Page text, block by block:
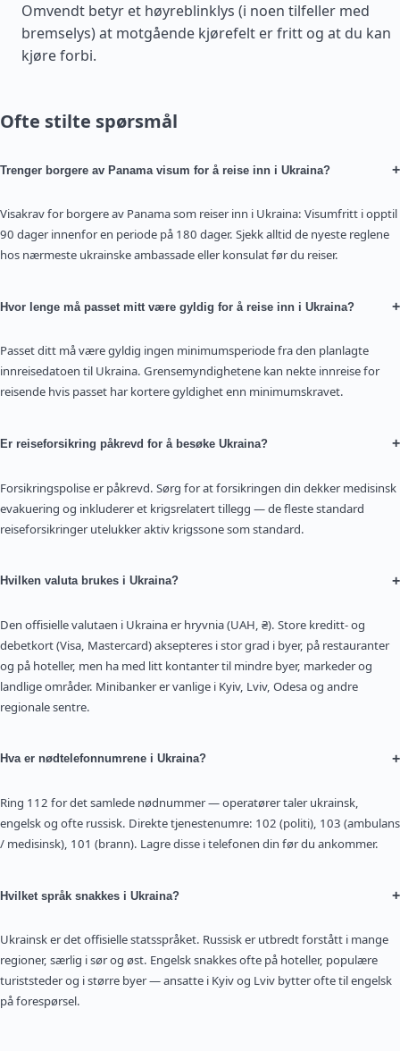
Omvendt betyr et høyreblinklys (i noen tilfeller med
bremselys) at motgående kjørefelt er fritt og at du kan
kjøre forbi.
Ofte stilte spørsmål
Trenger borgere av Panama visum for å reise inn i Ukraina? +
Visakrav for borgere av Panama som reiser inn i Ukraina: Visumfritt i opptil
90 dager innenfor en periode på 180 dager. Sjekk alltid de nyeste reglene
hos nærmeste ukrainske ambassade eller konsulat før du reiser.
Hvor lenge må passet mitt være gyldig for å reise inn i Ukraina? +
Passet ditt må være gyldig ingen minimumsperiode fra den planlagte
innreisedatoen til Ukraina. Grensemyndighetene kan nekte innreise for
reisende hvis passet har kortere gyldighet enn minimumskravet.
Er reiseforsikring påkrevd for å besøke Ukraina? +
Forsikringspolise er påkrevd. Sørg for at forsikringen din dekker medisinsk
evakuering og inkluderer et krigsrelatert tillegg — de fleste standard
reiseforsikringer utelukker aktiv krigssone som standard.
Hvilken valuta brukes i Ukraina? +
Den offisielle valutaen i Ukraina er hryvnia (UAH, ₴). Store kreditt- og
debetkort (Visa, Mastercard) aksepteres i stor grad i byer, på restauranter
og på hoteller, men ha med litt kontanter til mindre byer, markeder og
landlige områder. Minibanker er vanlige i Kyiv, Lviv, Odesa og andre
regionale sentre.
Hva er nødtelefonnumrene i Ukraina? +
Ring 112 for det samlede nødnummer — operatører taler ukrainsk,
engelsk og ofte russisk. Direkte tjenestenumre: 102 (politi), 103 (ambulans
/ medisinsk), 101 (brann). Lagre disse i telefonen din før du ankommer.
Hvilket språk snakkes i Ukraina? +
Ukrainsk er det offisielle statsspråket. Russisk er utbredt forstått i mange
regioner, særlig i sør og øst. Engelsk snakkes ofte på hoteller, populære
turiststeder og i større byer — ansatte i Kyiv og Lviv bytter ofte til engelsk
på forespørsel.